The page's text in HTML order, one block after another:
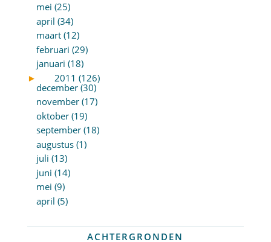
mei (25)
april (34)
maart (12)
februari (29)
januari (18)
►
2011 (126)
december (30)
november (17)
oktober (19)
september (18)
augustus (1)
juli (13)
juni (14)
mei (9)
april (5)
ACHTERGRONDEN